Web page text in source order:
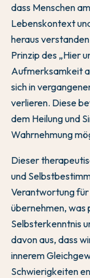
dass Menschen
Lebenskontext
heraus
Prinzip des „Hier
Aufmerksamkeit
sich in
verlieren. Diese
dem Heilung und
Wahrnehmung
Dieser
und
Verantwortung für
übernehmen, was
Selbsterkenntnis
davon aus, dass
innerem
Schwierigkeiten